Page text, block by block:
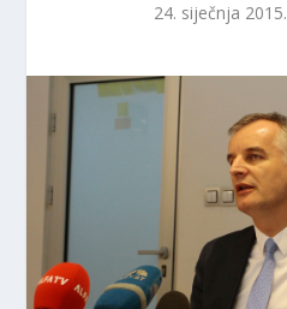
24. siječnja 2015.